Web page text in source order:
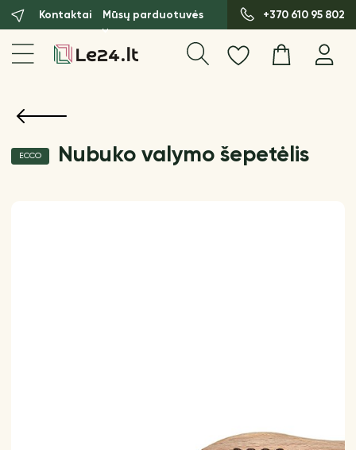
Kontaktai Mūsų parduotuvės +370 610 95 802
ECCO Nubuko valymo šepetėlis